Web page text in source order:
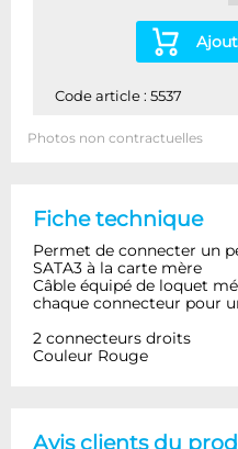
Code article : 5537
Photos non contractuelles
Fiche technique
Permet de connecter un
SATA3 à la carte mère
Câble équipé de loquet
chaque connecteur pour
2 connecteurs droits
Couleur Rouge
Avis clients du